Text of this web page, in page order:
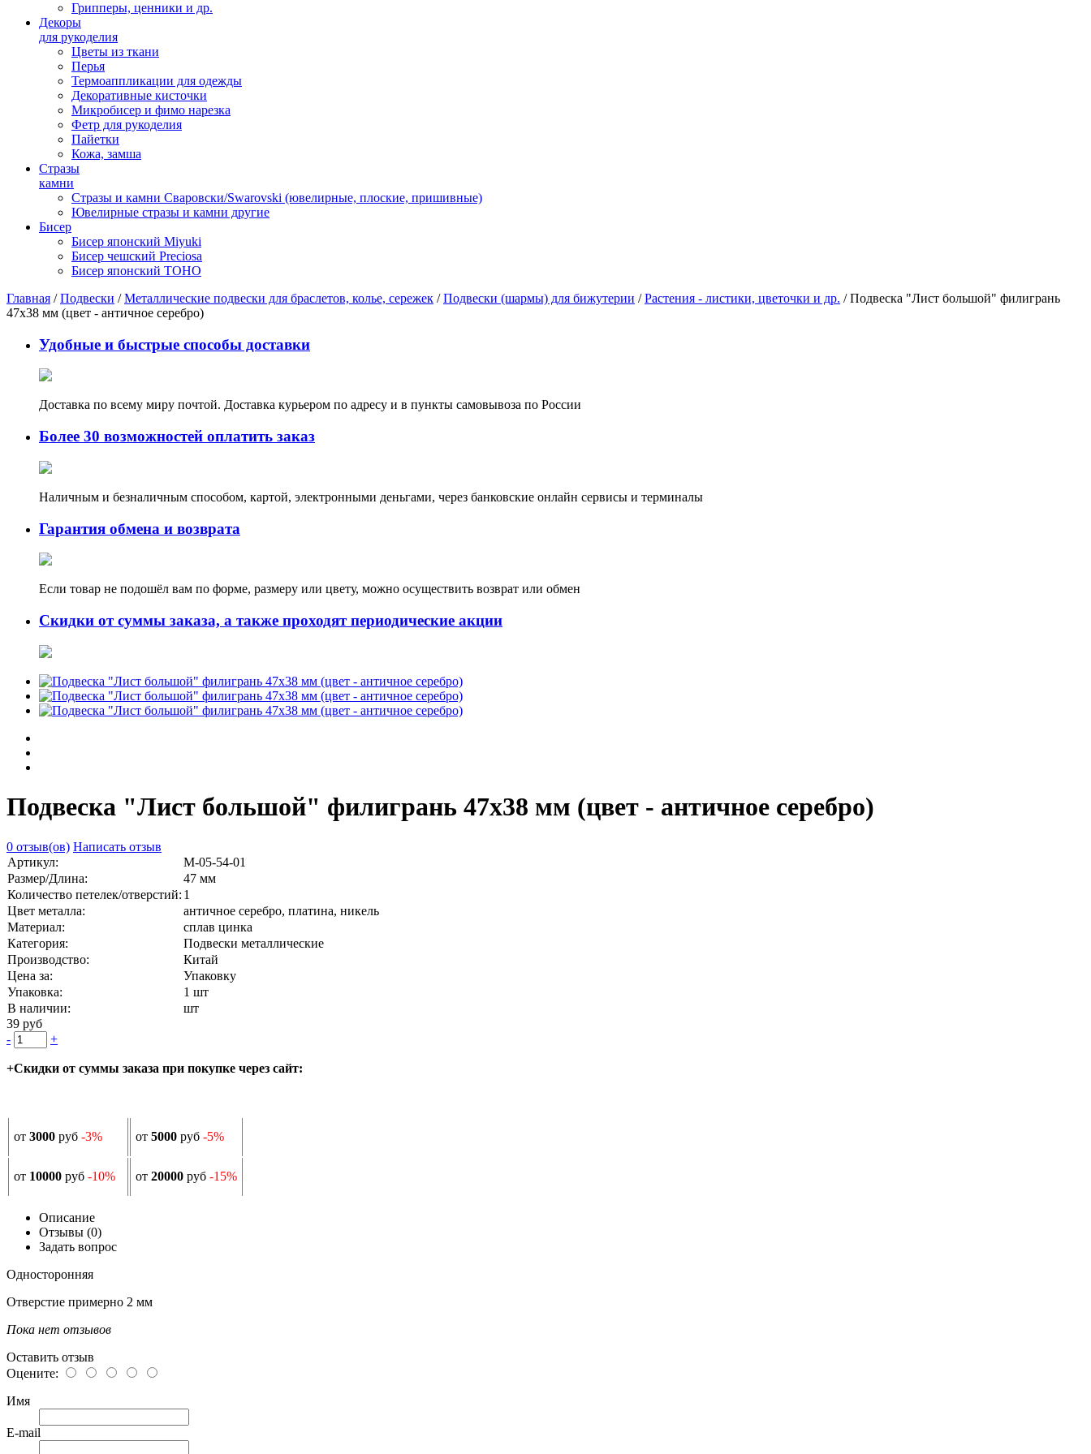
Грипперы, ценники и др.
Декоры
для рукоделия
Цветы из ткани
Перья
Термоаппликации для одежды
Декоративные кисточки
Микробисер и фимо нарезка
Фетр для рукоделия
Пайетки
Кожа, замша
Стразы
камни
Стразы и камни Сваровски/Swarovski (ювелирные, плоские, пришивные)
Ювелирные стразы и камни другие
Бисер
Бисер японский Miyuki
Бисер чешский Preciosa
Бисер японский TOHO
Главная /Подвески /Металлические подвески для браслетов, колье, сережек /Подвески (шармы) для бижутерии /Растения - листики, цветочки и др. / Подвеска "Лист большой" филигрань
47х38 мм (цвет - античное серебро)
Удобные и быстрые способы доставки
Доставка по всему миру почтой. Доставка курьером по адресу и в пункты самовывоза по России
Более 30 возможностей оплатить заказ
Наличным и безналичным способом, картой, электронными деньгами, через банковские онлайн сервисы и терминалы
Гарантия обмена и возврата
Если товар не подошёл вам по форме, размеру или цвету, можно осуществить возврат или обмен
Скидки от суммы заказа, а также проходят периодические акции
Подвеска "Лист большой" филигрань 47х38 мм (цвет - античное серебро)
0 отзыв(ов) Написать отзыв
Артикул:
М-05-54-01
Размер/Длина:
47 мм
Количество петелек/отверстий: 1
Цвет металла:
античное серебро, платина, никель
Материал:
сплав цинка
Категория:
Подвески металлические
Производство:
Китай
Цена за:
Упаковку
Упаковка:
1 шт
В наличии:
шт
39 руб
-
+
+Скидки от суммы заказа при покупке через сайт:
от 3000 руб -3% от 5000 руб -5%
от 10000 руб -10% от 20000 руб -15%
Описание
Отзывы (0)
Задать вопрос
Односторонняя
Отверстие примерно 2 мм
Пока нет отзывов
Оставить отзыв
Оцените:
Имя
E-mail